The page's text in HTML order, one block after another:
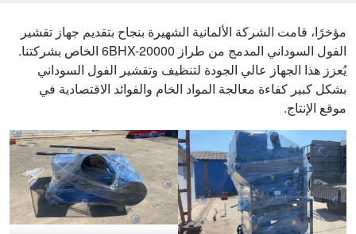
مؤخرًا، قامت الشركة الألمانية الشهيرة بنجاح بتقديم جهاز تقشير
الفول السوداني المدمج من طراز 6BHX-20000 الخاص بشركتنا.
يُعزز هذا الجهاز عالي الجودة لتنظيف وتقشير الفول السوداني
بشكل كبير كفاءة معالجة المواد الخام والفوائد الاقتصادية في
موقع الإنتاج.